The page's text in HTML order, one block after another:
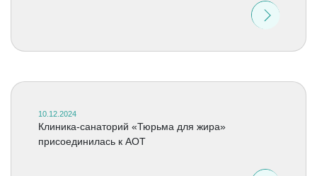
10.12.2024
Клиника-санаторий «Тюрьма для жира»
присоединилась к АОТ